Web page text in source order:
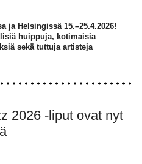
ja Helsingissä 15.–25.4.2026!
huippuja, kotimaisia
sekä tuttuja artisteja
2026 -liput ovat nyt